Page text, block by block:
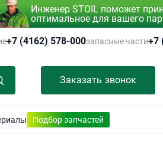
Инженер STOIL поможет
оптимальное для вашего
+7 (4162) 578-000запасные части+7
Заказать звонок
Подбор запчастей